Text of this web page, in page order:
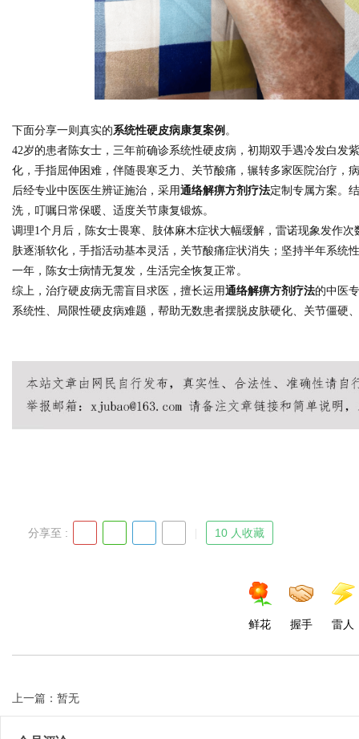
下面分享一则真实的系统性硬皮病康复案例 。
42岁的患者陈女士，三年前确诊系统性硬皮病，初期双手遇冷发白发
化，手指屈伸困难，伴随畏寒乏力、关节酸痛，辗转多家医院治疗，
后经专业中医医生辨证施治，采用通络解痹方剂疗法定制专属方案。
洗，叮嘱日常保暖、适度关节康复锻炼。
调理1个月后，陈女士畏寒、肢体麻木症状大幅缓解，雷诺现象发作
肤逐渐软化，手指活动基本灵活，关节酸痛症状消失；坚持半年系统
一年，陈女士病情无复发，生活完全恢复正常。
综上，治疗硬皮病无需盲目求医，擅长运用通络解痹方剂疗法的中医
系统性、局限性硬皮病难题，帮助无数患者摆脱皮肤硬化、关节僵硬
分享至 : 10 人收藏
鲜花 握手 雷人
上一篇：暂无